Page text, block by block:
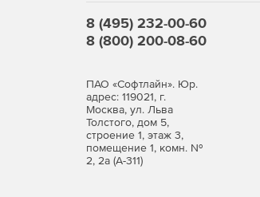
8 (495) 232-00-60
8 (800) 200-08-60
ПАО «Софтлайн». Юр.
адрес: 119021, г.
Москва, ул. Льва
Толстого, дом 5,
строение 1, этаж 3,
помещение 1, комн. №
2, 2а (А-311)